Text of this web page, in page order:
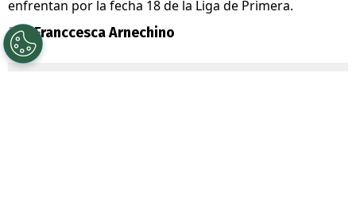
enfrentan por la fecha 18 de la Liga de Primera.
Por Franccesca Arnechino